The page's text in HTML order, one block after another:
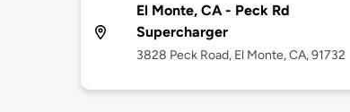
El Monte, CA - Peck Rd
Supercharger
3828 Peck Road, El Monte, CA, 91732